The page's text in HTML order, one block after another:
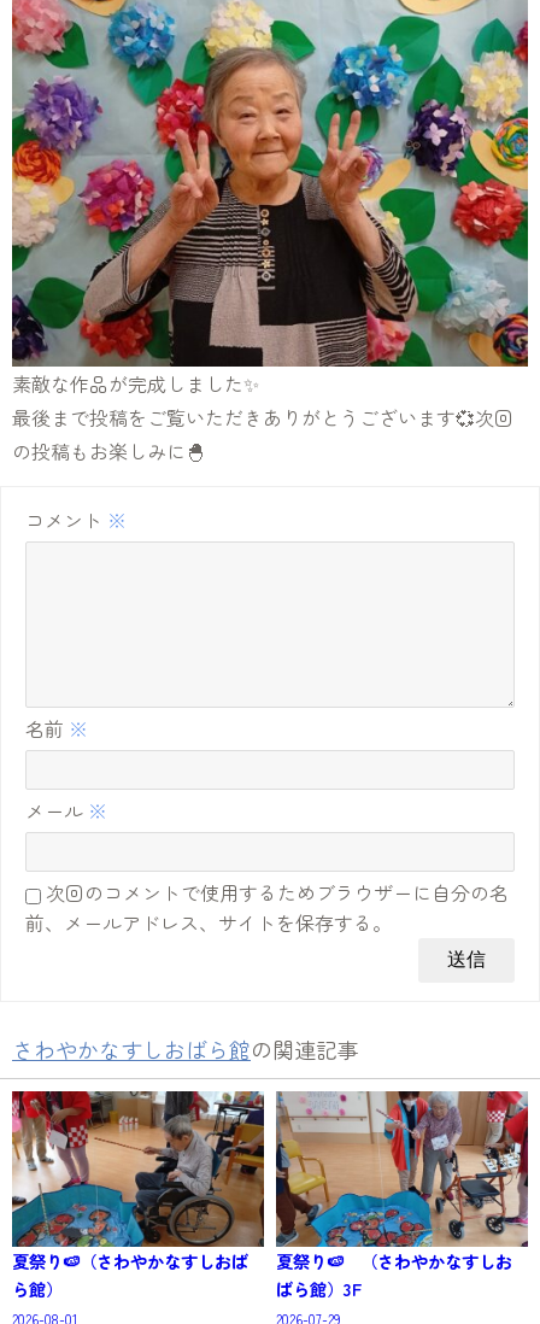
素敵な作品が完成しました✨
最後まで投稿をご覧いただきありがとうございます💞次回
の投稿もお楽しみに🐣
コメント ※
名前 ※
メール ※
次回のコメントで使用するためブラウザーに自分の名
前、メールアドレス、サイトを保存する。
さわやかなすしおばら館の関連記事
夏祭り🍉（さわやかなすしおば
ら館）
2026-08-01
夏祭り🍉 （さわやかなすしお
ばら館）3F
2026-07-29